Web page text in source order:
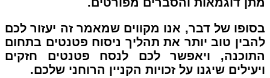
בסופו של דבר, אנו מקווים שמאמר זה יעזור לכם
להבין טוב יותר את תהליך ניסוח פטנטים בתחום
התוכנה, ויאפשר לכם לנסח פטנטים חזקים
ויעילים שיגנו על זכויות הקניין הרוחני שלכם.